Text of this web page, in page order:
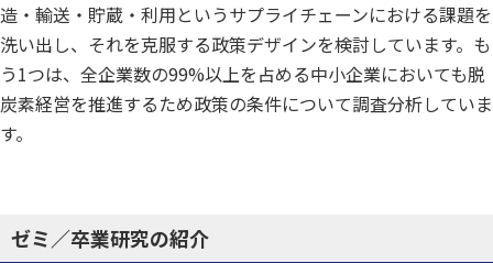
造・輸送・貯蔵・利用というサプライチェーンにおける課題を
洗い出し、それを克服する政策デザインを検討しています。も
う1つは、全企業数の99%以上を占める中小企業においても脱
炭素経営を推進するため政策の条件について調査分析していま
す。
ゼミ／卒業研究の紹介